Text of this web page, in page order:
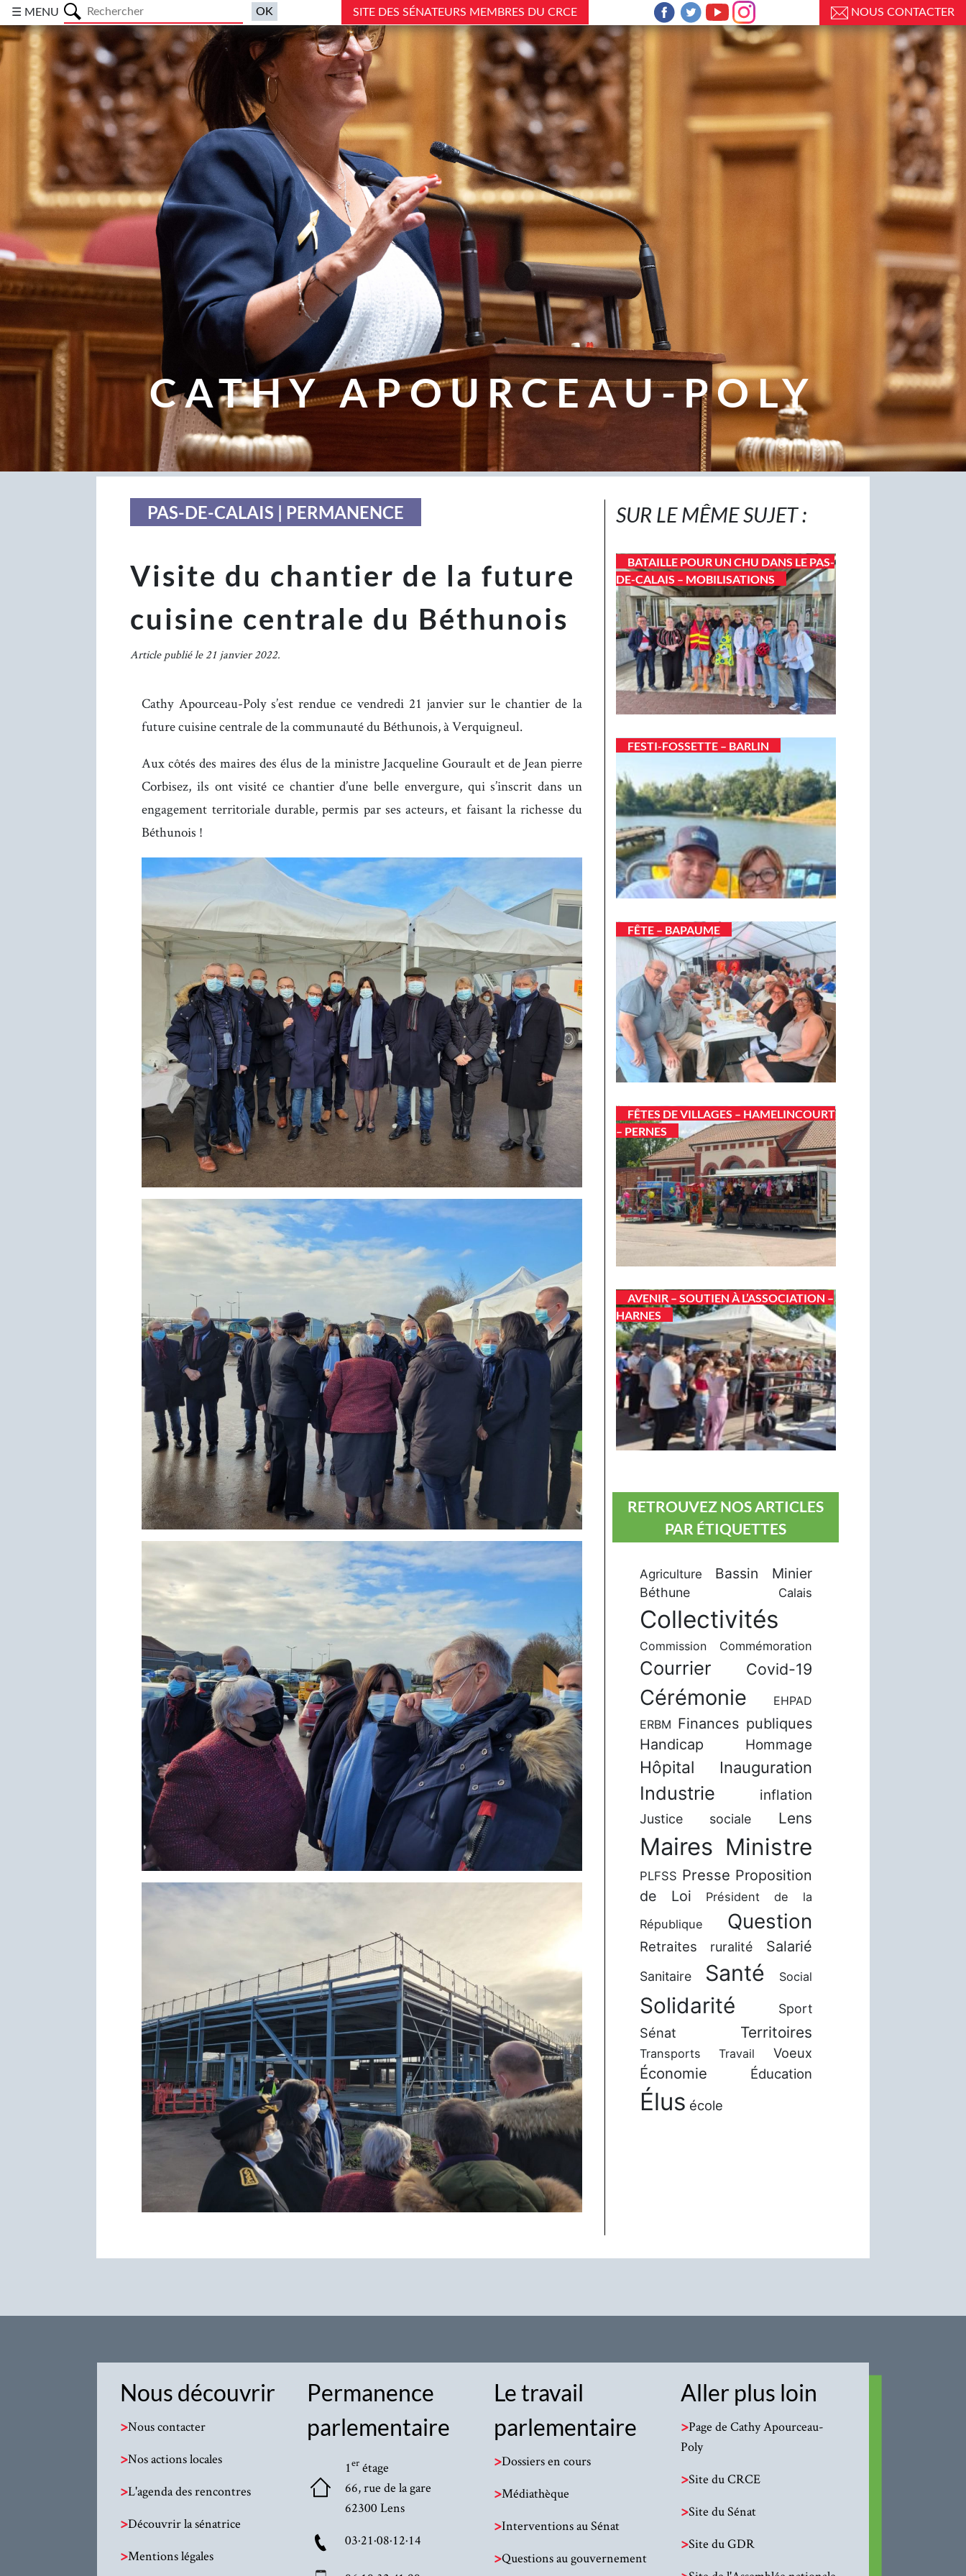
☰ MENU SITE DES SÉNATEURS MEMBRES DU CRCE NOUS CONTACTER
CATHY APOURCEAU-POLY
PAS-DE-CALAIS | PERMANENCE
Visite du chantier de la future
cuisine centrale du Béthunois
Article publié le 21 janvier 2022.
Cathy Apourceau-Poly s’est rendue ce vendredi 21 janvier sur le chantier de la
future cuisine centrale de la communauté du Béthunois, à Verquigneul.
Aux côtés des maires des élus de la ministre Jacqueline Gourault et de Jean pierre
Corbisez, ils ont visité ce chantier d’une belle envergure, qui s’inscrit dans un
engagement territoriale durable, permis par ses acteurs, et faisant la richesse du
Béthunois !
SUR LE MÊME SUJET :
BATAILLE POUR UN CHU DANS LE PAS-
DE-CALAIS – MOBILISATIONS
FESTI-FOSSETTE – BARLIN
FÊTE – BAPAUME
FÊTES DE VILLAGES – HAMELINCOURT
– PERNES
AVENIR – SOUTIEN À L’ASSOCIATION –
HARNES
RETROUVEZ NOS ARTICLES
PAR ÉTIQUETTES
Agriculture Bassin Minier
Béthune Calais
Collectivités
Commission Commémoration
Courrier Covid-19
Cérémonie
EHPAD
ERBM Finances publiques
Handicap
Hommage
Hôpital Inauguration
Industrie inflation
Justice sociale Lens
Maires Ministre
PLFSS Presse Proposition
de Loi
Président de la
République
Question
Retraites ruralité Salarié
Sanitaire Santé Social
Solidarité Sport
Sénat Territoires
Transports Travail Voeux
Économie Éducation
Élus école
Nous découvrir
>Nous contacter
>Nos actions locales
>L'agenda des rencontres
>Découvrir la sénatrice
>Mentions légales
Permanence
parlementaire
1er étage
66, rue de la gare
62300 Lens
03·21·08·12·14
Le travail
parlementaire
>Dossiers en cours
>Médiathèque
>Interventions au Sénat
>Questions au gouvernement
Aller plus loin
>Page de Cathy Apourceau-
Poly
>Site du CRCE
>Site du Sénat
>Site du GDR